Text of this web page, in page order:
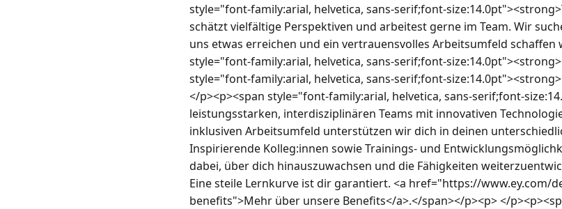
style="font-family:arial, helvetica, sans-serif;font-
schätzt vielfältige Perspektiven und arbeitest gerne im Team. Wir
uns etwas erreichen und ein vertrauensvolles Arbeitsumfeld schaffen
style="font-family:arial, helvetica, sans-serif;font-
style="font-family:arial, helvetica, sans-serif;font-
</p><p><span style="font-family:arial, helvetica, sans-serif;font-
leistungsstarken, interdisziplinären Teams mit innovativen
inklusiven Arbeitsumfeld unterstützen wir dich in deinen
Inspirierende Kolleg:innen sowie Trainings- und
dabei, über dich hinauszuwachsen und die Fähigkeiten
Eine steile Lernkurve ist dir garantiert. <a href="https://www.ey.com/
benefits">Mehr über unsere Benefits</a>.</span></p><p> </